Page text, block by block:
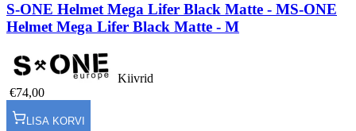
S-ONE Helmet Mega Lifer Black Matte - MS-ONE
Helmet Mega Lifer Black Matte - M
Kiivrid
€74,00
LISA KORVI